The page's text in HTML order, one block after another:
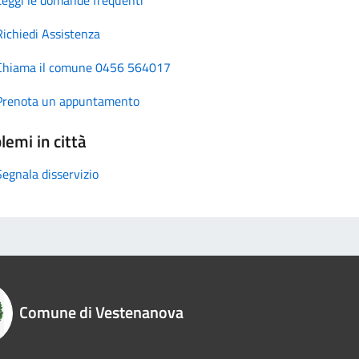
Assistenza
il comune 0456 564017
un appuntamento
in città
disservizio
Comune di Vestenanova